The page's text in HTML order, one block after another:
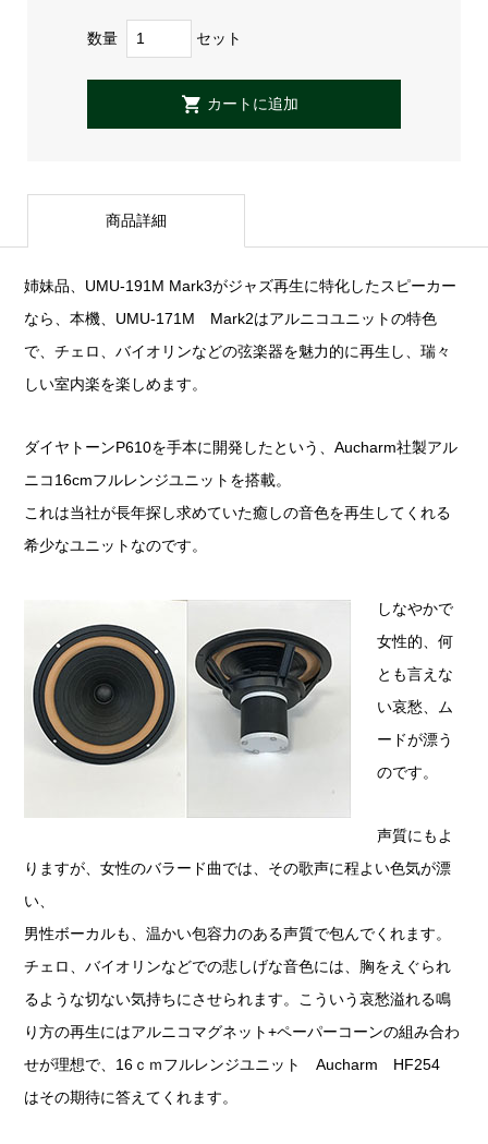
数量 セット
商品詳細
姉妹品、UMU-191M Mark3がジャズ再生に特化したスピーカー
なら、本機、UMU-171M Mark2はアルニコユニットの特色
で、チェロ、バイオリンなどの弦楽器を魅力的に再生し、瑞々
しい室内楽を楽しめます。
ダイヤトーンP610を手本に開発したという、Aucharm社製アル
ニコ16cmフルレンジユニットを搭載。
これは当社が長年探し求めていた癒しの音色を再生してくれる
希少なユニットなのです。
しなやかで
女性的、何
とも言えな
い哀愁、ム
ードが漂う
のです。
声質にもよ
りますが、女性のバラード曲では、その歌声に程よい色気が漂
い、
男性ボーカルも、温かい包容力のある声質で包んでくれます。
チェロ、バイオリンなどでの悲しげな音色には、胸をえぐられ
るような切ない気持ちにさせられます。こういう哀愁溢れる鳴
り方の再生にはアルニコマグネット+ペーパーコーンの組み合わ
せが理想で、16ｃｍフルレンジユニット Aucharm HF254
はその期待に答えてくれます。